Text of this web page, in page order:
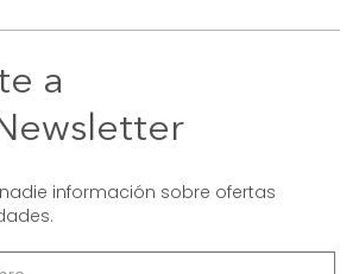
a
información sobre ofertas